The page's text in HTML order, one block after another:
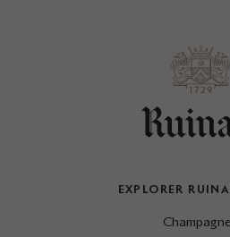
EXPLORER